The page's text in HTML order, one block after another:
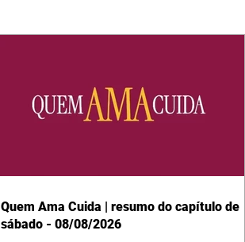
Quem Ama Cuida | resumo do capítulo de
sábado - 08/08/2026